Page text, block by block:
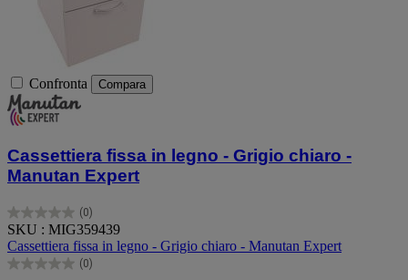
Confronta Compara
Cassettiera fissa in legno - Grigio chiaro -
Manutan Expert
(0)
0.0
su
5
stelle.
SKU : MIG359439
Cassettiera fissa in legno - Grigio chiaro - Manutan Expert
(0)
0.0